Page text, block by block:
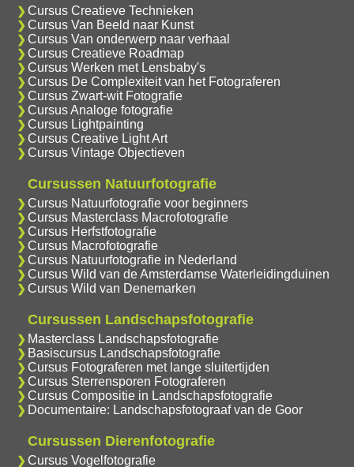
Cursus Creatieve Technieken
Cursus Van Beeld naar Kunst
Cursus Van onderwerp naar verhaal
Cursus Creatieve Roadmap
Cursus Werken met Lensbaby's
Cursus De Complexiteit van het Fotograferen
Cursus Zwart-wit Fotografie
Cursus Analoge fotografie
Cursus Lightpainting
Cursus Creative Light Art
Cursus Vintage Objectieven
Cursussen Natuurfotografie
Cursus Natuurfotografie voor beginners
Cursus Masterclass Macrofotografie
Cursus Herfstfotografie
Cursus Macrofotografie
Cursus Natuurfotografie in Nederland
Cursus Wild van de Amsterdamse Waterleidingduinen
Cursus Wild van Denemarken
Cursussen Landschapsfotografie
Masterclass Landschapsfotografie
Basiscursus Landschapsfotografie
Cursus Fotograferen met lange sluitertijden
Cursus Sterrensporen Fotograferen
Cursus Compositie in Landschapsfotografie
Documentaire: Landschapsfotograaf van de Goor
Cursussen Dierenfotografie
Cursus Vogelfotografie